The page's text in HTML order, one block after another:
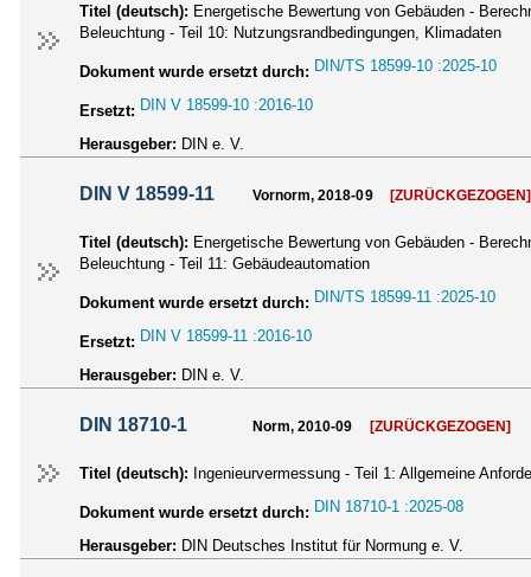
Titel (deutsch): Energetische Bewertung von Gebäuden -
Beleuchtung - Teil 10: Nutzungsrandbedingungen, Klimadaten
Dokument wurde ersetzt durch: DIN/TS 18599-10 :2025-10
Ersetzt: DIN V 18599-10 :2016-10
Herausgeber: DIN e. V.
DIN V 18599-11 Vornorm, 2018-09 [ZURÜCKGEZOGEN]
Titel (deutsch): Energetische Bewertung von Gebäuden -
Beleuchtung - Teil 11: Gebäudeautomation
Dokument wurde ersetzt durch: DIN/TS 18599-11 :2025-10
Ersetzt: DIN V 18599-11 :2016-10
Herausgeber: DIN e. V.
DIN 18710-1 Norm, 2010-09 [ZURÜCKGEZOGEN]
Titel (deutsch): Ingenieurvermessung - Teil 1: Allgemeine
Dokument wurde ersetzt durch: DIN 18710-1 :2025-08
Herausgeber: DIN Deutsches Institut für Normung e. V.